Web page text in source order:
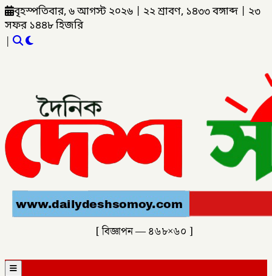
বৃহস্পতিবার, ৬ আগস্ট ২০২৬ ২২ শ্রাবণ, ১৪৩৩ বঙ্গাব্দ
২৩
সফর ১৪৪৮ হিজরি
|
[ বিজ্ঞাপন — ৪৬৮×৬০ ]